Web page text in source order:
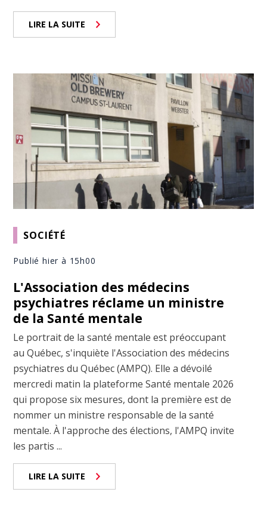
LIRE LA SUITE
SOCIÉTÉ
Publié hier à 15h00
L'Association des médecins
psychiatres réclame un ministre
de la Santé mentale
Le portrait de la santé mentale est préoccupant
au Québec, s'inquiète l'Association des médecins
psychiatres du Québec (AMPQ). Elle a dévoilé
mercredi matin la plateforme Santé mentale 2026
qui propose six mesures, dont la première est de
nommer un ministre responsable de la santé
mentale. À l'approche des élections, l'AMPQ invite
les partis ...
LIRE LA SUITE